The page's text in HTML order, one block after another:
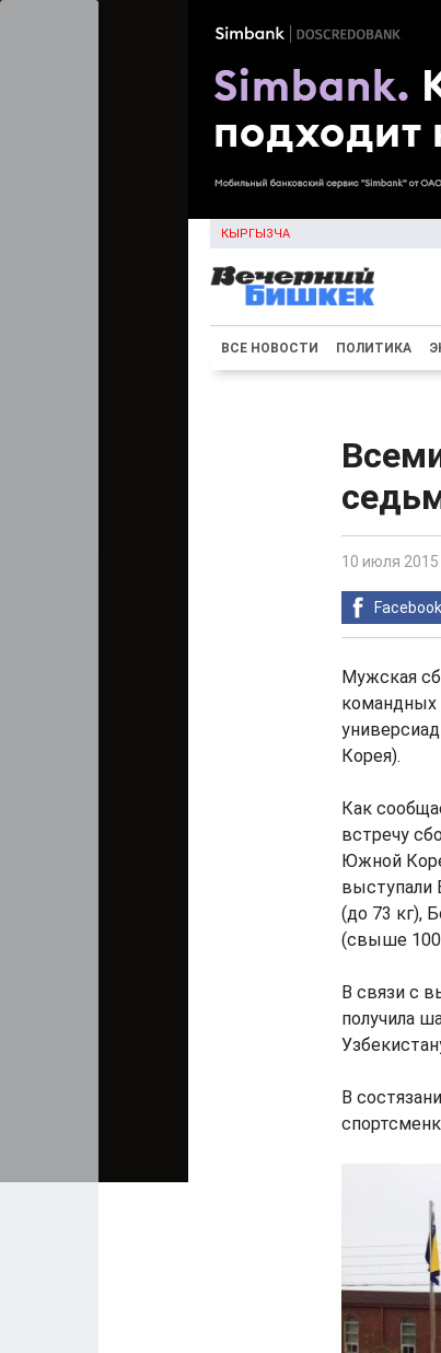
КЫРГЫЗЧА
ВСЕ НОВОСТИ ПОЛИТИКА
10 июля 2015
Facebook
Мужская
командных
Корея).
Как
встречу
Южной
выступали
(до 73 кг),
(свыше 100
В связи с
получила
В